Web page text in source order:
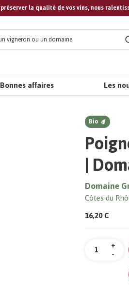
la qualité de vos vins, nous
Bonnes affaires Les
Bio
|
Domaine
Côtes du
16,20 €
Quantité +
-